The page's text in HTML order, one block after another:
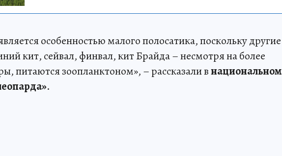
особенностью малого полосатика, поскольку другие
кит, сейвал, финвал, кит Брайда – несмотря на более
питаются зоопланктоном», – рассказали внациональном
.